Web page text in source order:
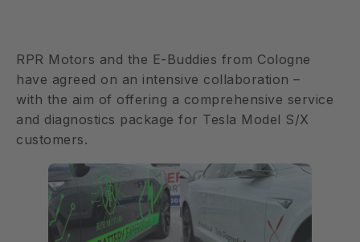
RPR Motors and the E-Buddies from Cologne
have agreed on an intensive collaboration –
with the aim of offering a comprehensive service
and diagnostics package for Tesla Model S/X
customers.